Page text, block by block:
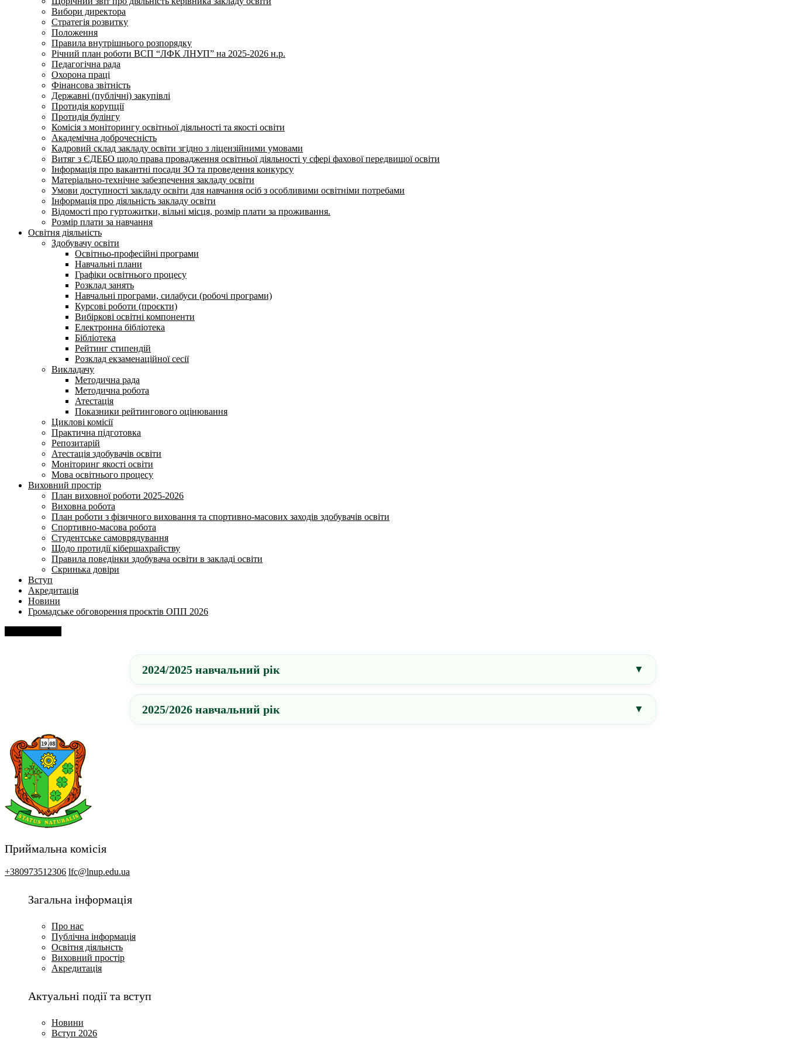
Вибори директора
Стратегія розвитку
Положення
Правила внутрішнього розпорядку
Річний план роботи ВСП “ЛФК ЛНУП” на 2025-2026 н.р.
Педагогічна рада
Охорона праці
Фінансова звітність
Державні (публічні) закупівлі
Протидія корупції
Протидія булінгу
Комісія з моніторингу освітньої діяльності та якості освіти
Академічна доброчесність
Кадровий склад закладу освіти згідно з ліцензійними умовами
Витяг з ЄДЕБО щодо права провадження освітньої діяльності у сфері фахової передвищої освіти
Інформація про вакантні посади ЗО та проведення конкурсу
Матеріально-технічне забезпечення закладу освіти
Умови доступності закладу освіти для навчання осіб з особливими освітніми потребами
Інформація про діяльність закладу освіти
Відомості про гуртожитки, вільні місця, розмір плати за проживання.
Розмір плати за навчання
Освітня діяльність
Здобувачу освіти
Освітньо-професійні програми
Навчальні плани
Графіки освітнього процесу
Розклад занять
Навчальні програми, силабуси (робочі програми)
Курсові роботи (проєкти)
Вибіркові освітні компоненти
Електронна бібліотека
Бібліотека
Рейтинг стипендій
Розклад екзаменаційної сесії
Викладачу
Методична рада
Методична робота
Атестація
Показники рейтингового оцінювання
Циклові комісії
Практична підготовка
Репозитарій
Атестація здобувачів освіти
Моніторинг якості освіти
Мова освітнього процесу
Виховний простір
План виховної роботи 2025-2026
Виховна робота
План роботи з фізичного виховання та спортивно-масових заходів здобувачів освіти
Спортивно-масова робота
Студентське самоврядування
Щодо протидії кібершахрайству
Правила поведінки здобувача освіти в закладі освіти
Скринька довіри
Вступ
Акредитація
Новини
Громадське обговорення проєктів ОПП 2026
2024/2025 навчальний рік
2025/2026 навчальний рік
Приймальна комісія
+380973512306 lfc@lnup.edu.ua
Загальна інформація
Про нас
Публічна інформація
Освітня діяльнсть
Виховний простір
Акредитація
Актуальні події та вступ
Новини
Вступ 2026